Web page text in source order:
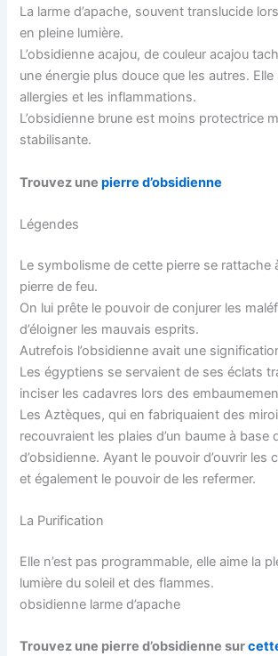
La larme d’apache, souvent translucide
en pleine lumière.
L’obsidienne acajou, de couleur acajou
une énergie plus douce que les autres. Elle
allergies et les inflammations.
L’obsidienne brune est moins protectrice
stabilisante.
Trouvez unepierre d’obsidienne
Légendes
Le symbolisme de cette pierre se rattache
pierre de feu.
On lui prête le pouvoir de conjurer les
d’éloigner les mauvais esprits.
Autrefois l’obsidienne avait une
Les égyptiens se servaient de ses éclats
inciser les cadavres lors des
Les Aztèques, qui en fabriquaient des
recouvraient les plaies d’un baume à base
d’obsidienne. Ayant le pouvoir d’ouvrir les
et également le pouvoir de les refermer.
La Purification
Elle n’est pas programmable, elle aime la
lumière du soleil et des flammes.
obsidienne larme d’apache
Trouvez une pierre d’obsidienne sur